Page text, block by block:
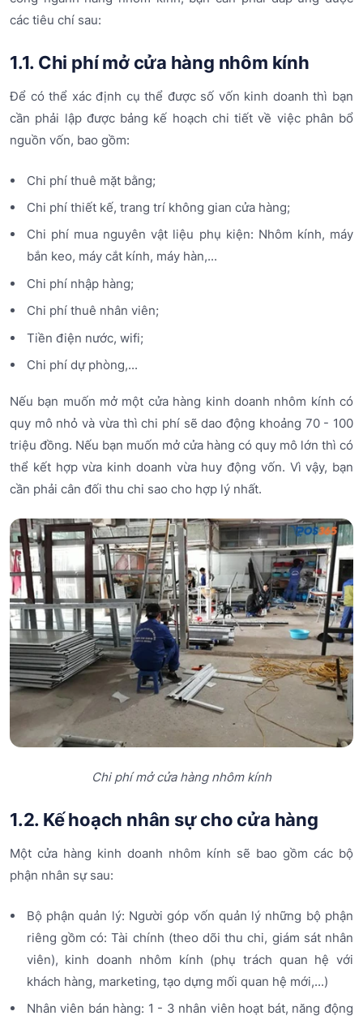
các tiêu chí sau:
1.1. Chi phí mở cửa hàng nhôm kính
Để có thể xác định cụ thể được số vốn kinh doanh thì bạn
cần phải lập được bảng kế hoạch chi tiết về việc phân bổ
nguồn vốn, bao gồm:
Chi phí thuê mặt bằng;
Chi phí thiết kế, trang trí không gian cửa hàng;
Chi phí mua nguyên vật liệu phụ kiện: Nhôm kính, máy
bắn keo, máy cắt kính, máy hàn,...
Chi phí nhập hàng;
Chi phí thuê nhân viên;
Tiền điện nước, wifi;
Chi phí dự phòng,...
Nếu bạn muốn mở một cửa hàng kinh doanh nhôm kính có
quy mô nhỏ và vừa thì chi phí sẽ dao động khoảng 70 - 100
triệu đồng. Nếu bạn muốn mở cửa hàng có quy mô lớn thì có
thể kết hợp vừa kinh doanh vừa huy động vốn. Vì vậy, bạn
cần phải cân đối thu chi sao cho hợp lý nhất.
Chi phí mở cửa hàng nhôm kính
1.2. Kế hoạch nhân sự cho cửa hàng
Một cửa hàng kinh doanh nhôm kính sẽ bao gồm các bộ
phận nhân sự sau:
Bộ phận quản lý: Người góp vốn quản lý những bộ phận
riêng gồm có: Tài chính (theo dõi thu chi, giám sát nhân
viên), kinh doanh nhôm kính (phụ trách quan hệ với
khách hàng, marketing, tạo dựng mối quan hệ mới,...)
Nhân viên bán hàng: 1 - 3 nhân viên hoạt bát, năng động